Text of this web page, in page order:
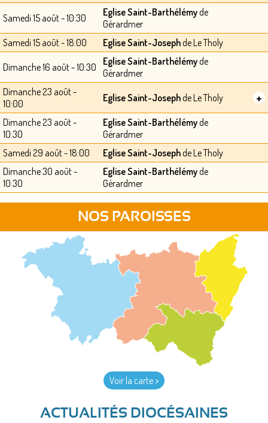
Samedi 15 août - 10:30 Eglise Saint-Barthélémyde
Gérardmer
Samedi 15 août - 18:00
Eglise Saint-Josephde Le Tholy
Dimanche 16 août - 10:30 Eglise Saint-Barthélémyde
Gérardmer
Dimanche 23 août -
10:00
Eglise Saint-Josephde Le Tholy +
Dimanche 23 août -
10:30
Eglise Saint-Barthélémyde
Gérardmer
Samedi 29 août - 18:00
Eglise Saint-Josephde Le Tholy
Dimanche 30 août -
10:30
Eglise Saint-Barthélémyde
Gérardmer
NOS PAROISSES
Voir la carte >
ACTUALITÉS DIOCÉSAINES